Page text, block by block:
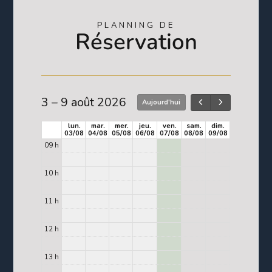
PLANNING DE
Réservation
3 – 9 août 2026 Aujourd'hui
lun.
03/08
mar.
04/08
mer.
05/08
jeu.
06/08
ven.
07/08
sam.
08/08
dim.
09/08
09 h
10 h
11 h
12 h
13 h